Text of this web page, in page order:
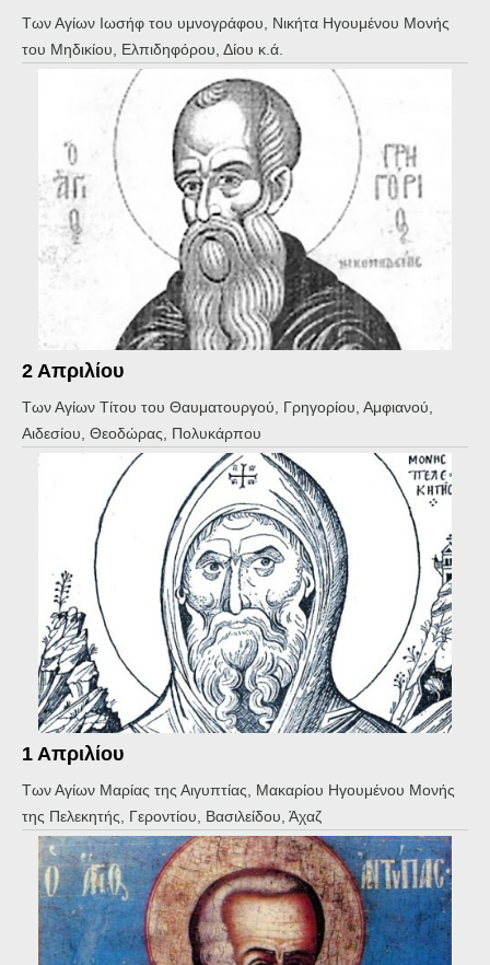
Των Αγίων Ιωσήφ του υμνογράφου, Νικήτα Ηγουμένου Μονής
του Μηδικίου, Ελπιδηφόρου, Δίου κ.ά.
2 Απριλίου
Των Αγίων Τίτου του Θαυματουργού, Γρηγορίου, Αμφιανού,
Αιδεσίου, Θεοδώρας, Πολυκάρπου
1 Απριλίου
Των Αγίων Μαρίας της Αιγυπτίας, Μακαρίου Ηγουμένου Μονής
της Πελεκητής, Γεροντίου, Βασιλείδου, Άχαζ